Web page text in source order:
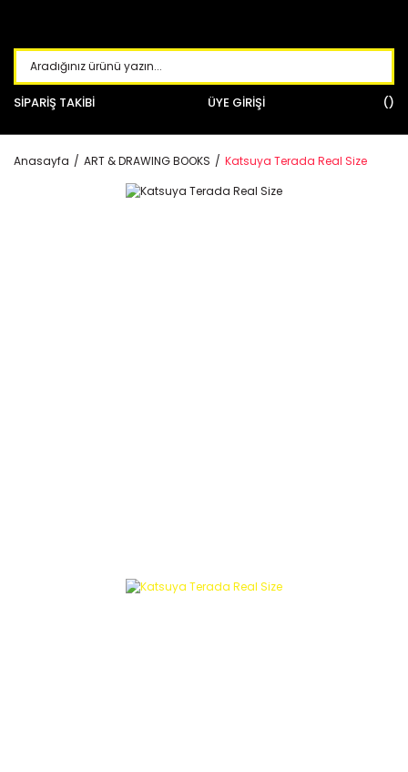
SİPARİŞ TAKİBİ ÜYE GİRİŞİ
Anasayfa ART & DRAWING BOOKS Katsuya Terada Real Size